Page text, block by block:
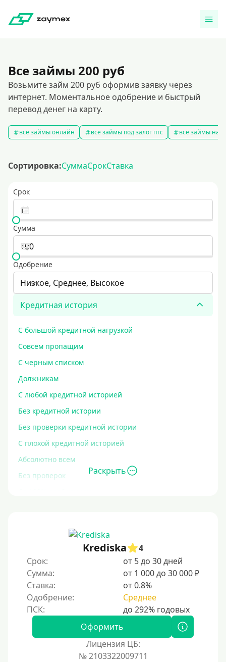
Все займы 200 руб
Возьмите займ 200 руб оформив заявку через
интернет. Моментальное одобрение и быстрый
перевод денег на карту.
все займы онлайн все займы под залог птс все займы на
Сортировка:СуммаСрокСтавка
Срок
Сумма
Одобрение
Низкое, Среднее, Высокое
Кредитная история
С большой кредитной нагрузкой
Совсем пропащим
С черным списком
Должникам
С любой кредитной историей
Без кредитной истории
Без проверки кредитной истории
С плохой кредитной историей
Абсолютно всем
Без проверок
С просрочками
Залог
Под залог ПТС
Без залога
Под залог недвижимости
Под ПТС по доверенности
Раскрыть
Krediska
4
Срок:
от 5 до 30 дней
Сумма:
от 1 000 до 30 000 ₽
Ставка:
от 0.8%
Одобрение:
Среднее
Оформить
Лицензия ЦБ:
№ 2103322009711